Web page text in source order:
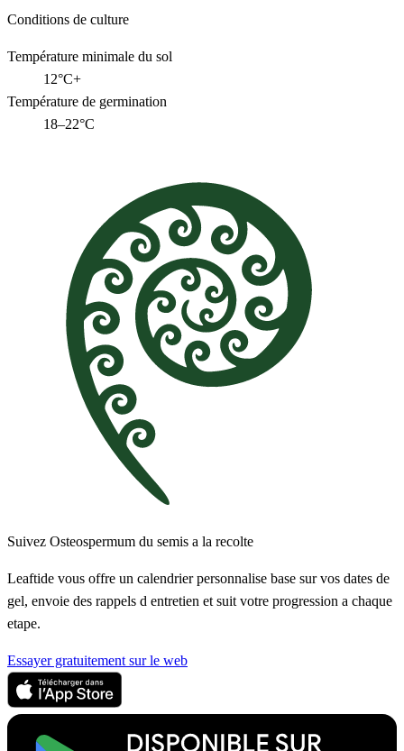
Conditions de culture
Température minimale du sol
12°C+
Température de germination
18–22°C
Suivez Osteospermum du semis a la recolte
Leaftide vous offre un calendrier personnalise base sur vos dates de
gel, envoie des rappels d entretien et suit votre progression a chaque
etape.
Essayer gratuitement sur le web